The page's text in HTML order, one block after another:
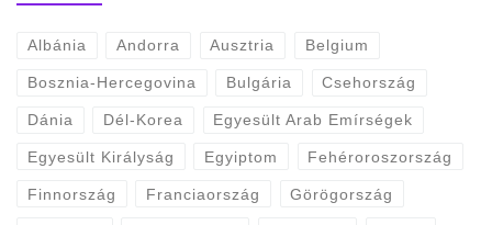
Albánia Andorra Ausztria Belgium
Bosznia-Hercegovina Bulgária Csehország
Dánia Dél-Korea Egyesült Arab Emírségek
Egyesült Királyság Egyiptom Fehéroroszország
Finnország Franciaország Görögország